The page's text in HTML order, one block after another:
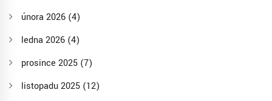
února 2026 (4)
ledna 2026 (4)
prosince 2025 (7)
listopadu 2025 (12)